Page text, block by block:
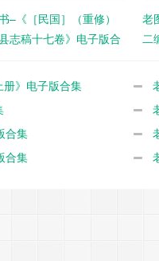
–《［民国］（重修）
志稿十七卷》电子版合
老
二
》电子版合集
合集
合集